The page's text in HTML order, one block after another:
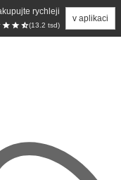
rychleji
(13.2 tsd)
v aplikaci